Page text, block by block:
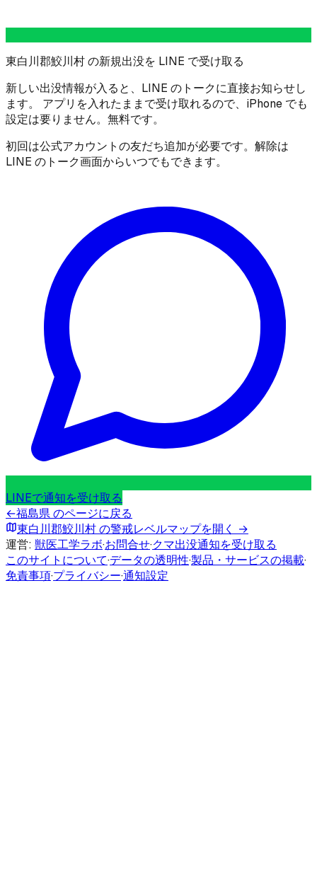
東白川郡鮫川村 の新規出没を LINE で受け取る
新しい出没情報が入ると、LINE のトークに直接お知らせし
ます。 アプリを入れたままで受け取れるので、iPhone でも
設定は要りません。無料です。
初回は公式アカウントの友だち追加が必要です。解除は
LINE のトーク画面からいつでもできます。
LINEで通知を受け取る
←福島県のページに戻る
東白川郡鮫川村の警戒レベルマップを開く →
運営: 獣医工学ラボ·お問合せ·クマ出没通知を受け取る
このサイトについて·データの透明性·製品・サービスの掲載·
免責事項·プライバシー·通知設定